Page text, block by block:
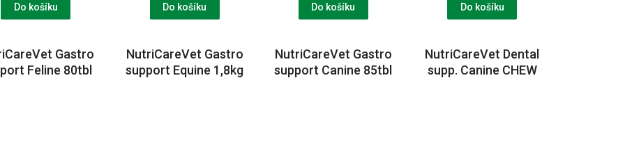
Do košíku Do košíku Do košíku Do košíku
Gastro
Feline 80tbl
NutriCareVet Gastro
support Equine 1,8kg
NutriCareVet Gastro
support Canine 85tbl
NutriCareVet Dental
supp. Canine CHEW